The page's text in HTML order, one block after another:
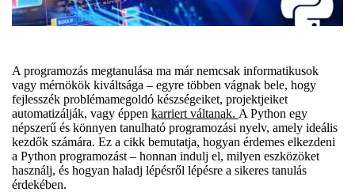
A programozás megtanulása ma már nemcsak informatikusok
vagy mérnökök kiváltsága – egyre többen vágnak bele, hogy
fejlesszék problémamegoldó készségeiket, projektjeiket
automatizálják, vagy éppen karriert váltanak. A Python egy
népszerű és könnyen tanulható programozási nyelv, amely ideális
kezdők számára. Ez a cikk bemutatja, hogyan érdemes elkezdeni
a Python programozást – honnan indulj el, milyen eszközöket
használj, és hogyan haladj lépésről lépésre a sikeres tanulás
érdekében.